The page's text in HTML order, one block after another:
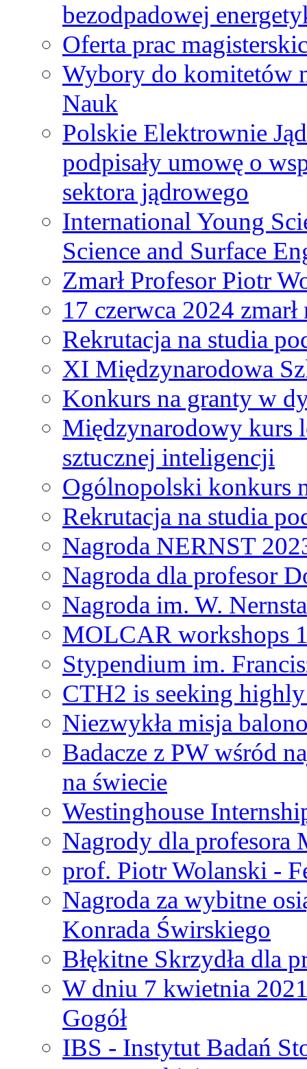
bezodpadowej
Oferta prac
Wybory do komitetów
Nauk
Polskie Elektrownie
podpisały umowę o
sektora jądrowego
International Young
Science and Surface
Zmarł Profesor Piotr
17 czerwca 2024
Rekrutacja na studia
XI Międzynarodowa
Konkurs na granty w
Międzynarodowy kurs
sztucznej inteligencji
Ogólnopolski konkurs
Rekrutacja na studia
Nagroda NERNST
Nagroda dla profesor
Nagroda im. W.
MOLCAR workshops
Stypendium im.
CTH2 is seeking
Niezwykła misja
Badacze z PW wśród
na świecie
Westinghouse
Nagrody dla profesora
prof. Piotr Wolanski -
Nagroda za wybitne
Konrada Świrskiego
Błękitne Skrzydła dla
W dniu 7 kwietnia
Gogół
IBS - Instytut Badań